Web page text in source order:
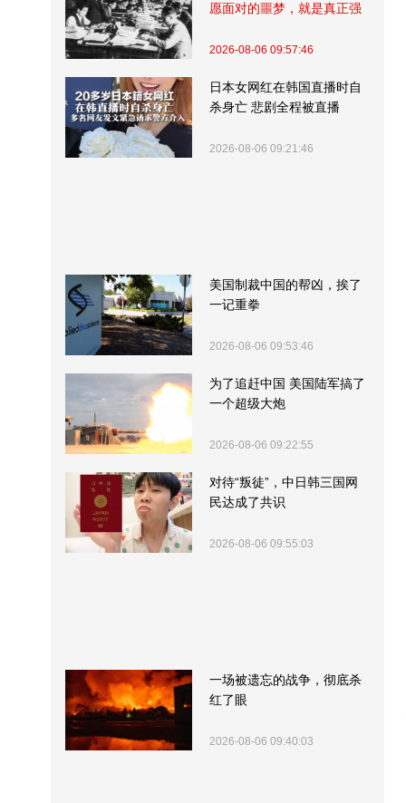
愿面对的噩梦，就是真正强
2026-08-06 09:57:46
日本女网红在韩国直播时自
杀身亡 悲剧全程被直播
2026-08-06 09:21:46
美国制裁中国的帮凶，挨了
一记重拳
2026-08-06 09:53:46
为了追赶中国 美国陆军搞了
一个超级大炮
2026-08-06 09:22:55
对待“叛徒”，中日韩三国网
民达成了共识
2026-08-06 09:55:03
一场被遗忘的战争，彻底杀
红了眼
2026-08-06 09:40:03